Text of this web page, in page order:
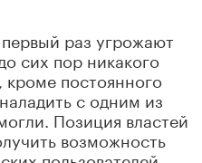
раз угрожают
сих пор никакого
постоянного
с одним из
Позиция властей
возможность